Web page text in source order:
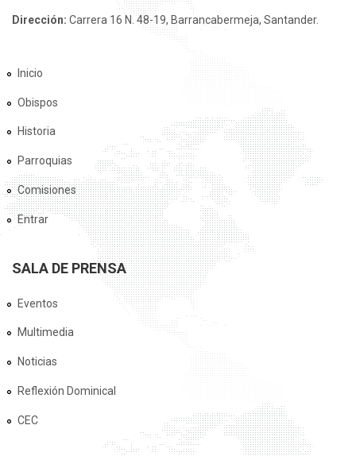
Dirección: Carrera 16 N. 48-19, Barrancabermeja, Santander.
Inicio
Obispos
Historia
Parroquias
Comisiones
Entrar
SALA DE PRENSA
Eventos
Multimedia
Noticias
Reflexión Dominical
CEC